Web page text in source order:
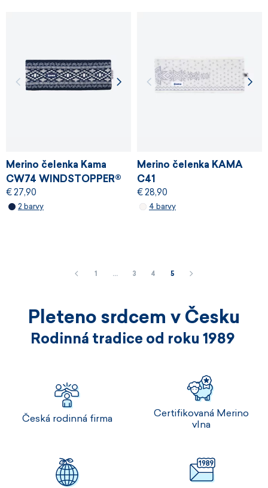
Merino čelenka Kama
CW74 WINDSTOPPER®
€ 27,90
2 barvy
Merino čelenka KAMA
C41
€ 28,90
4 barvy
1 … 3 4 5
Pleteno srdcem v Česku
Rodinná tradice od roku 1989
Česká rodinná firma
Certifikovaná Merino
vlna